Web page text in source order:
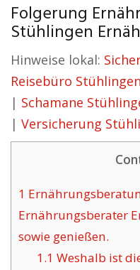
Folgerung
Stühlingen
Hinweise lokal:
Reisebüro Stühlingen
| Schamane
| Versicherung
1
Ernährungsberater
sowie genießen.
1.1 Weshalb ist